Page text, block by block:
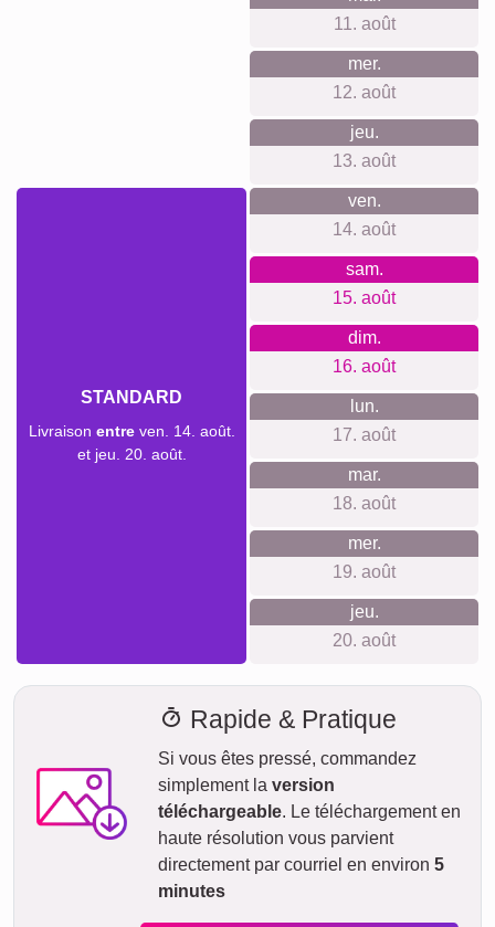
Ce que nous défendons
Notre philosophie de boutique se concentre sur la simplicité
et le respect de votre vie privée. Pas besoin d'un compte ou
d'un abonnement, vous pouvez créer en toute liberté sans
suivi ni publicité intrusifs. Nos prix incluent tout, même le
système d'accrochage mural, sans frais cachés.
Quelque chose pour chaque
Une photo-collage personnalisée est une idée parfaite pour
diverses occasions. Que ce soit pour un anniversaire, une
fête des mères ou un mariage, un collage de souvenirs est
un cadeau touchant et plein de signification. C'est aussi une
belle manière de célébrer des amitiés ou de rendre
hommage à un événement spécial.
Créer un collage
Délai de livraison et aperçu de
livraison
Nous ne voulons pas faire de fausses promesses de
livraison. Avec notre aperçu de livraison, vous pouvez voir à
tout moment quand votre produit sera livré si vous